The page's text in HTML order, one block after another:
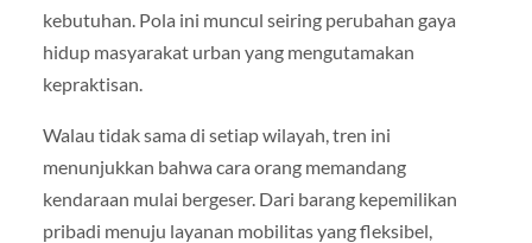
kebutuhan. Pola ini muncul seiring perubahan gaya
hidup masyarakat urban yang mengutamakan
kepraktisan.
Walau tidak sama di setiap wilayah, tren ini
menunjukkan bahwa cara orang memandang
kendaraan mulai bergeser. Dari barang kepemilikan
pribadi menuju layanan mobilitas yang fleksibel,